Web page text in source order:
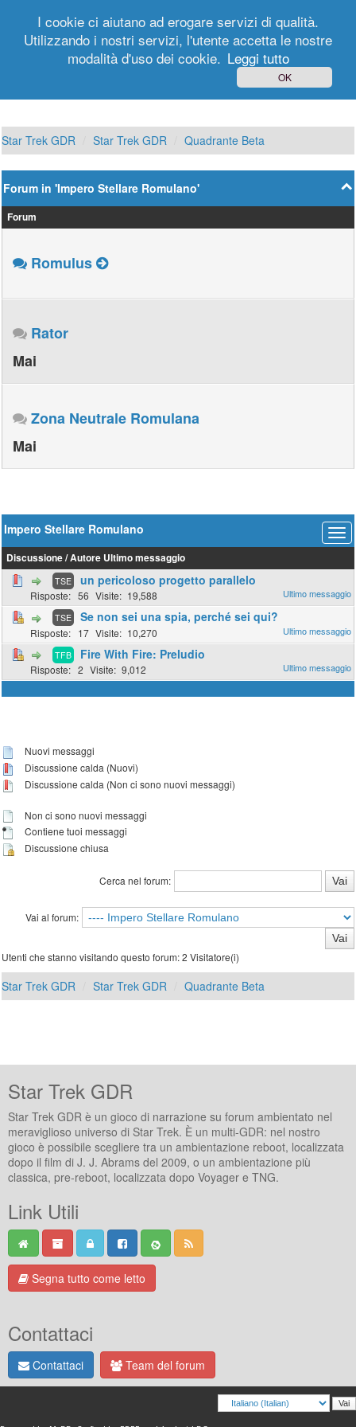
Registrati
Star Trek GDR Star Trek GDR Quadrante Beta
Forum in 'Impero Stellare Romulano'
Forum
Romulus
Rator
Mai
Zona Neutrale Romulana
Mai
Impero Stellare Romulano
Discussione/Autore Ultimo messaggio
TSE un pericoloso progetto parallelo
56 19,588
TSE Se non sei una spia, perché sei qui?
17 10,270
TFB Fire With Fire: Preludio
2 9,012
Nuovi messaggi
Discussione calda (Nuovi)
Discussione calda (Non ci sono nuovi messaggi)
Non ci sono nuovi messaggi
Contiene tuoi messaggi
Discussione chiusa
Cerca nel forum:
Vai al forum:
Utenti che stanno visitando questo forum: 2 Visitatore(i)
Star Trek GDR Star Trek GDR Quadrante Beta
Star Trek GDR
Star Trek GDR è un gioco di narrazione su forum ambientato nel
meraviglioso universo di Star Trek. È un multi-GDR: nel nostro
gioco è possibile scegliere tra un ambientazione reboot, localizzata
dopo il film di J. J. Abrams del 2009, o un ambientazione più
classica, pre-reboot, localizzata dopo Voyager e TNG.
Link Utili
Segna tutto come letto
Contattaci
Contattaci Team del forum
I cookie ci aiutano ad erogare servizi di qualità.
Utilizzando i nostri servizi, l'utente accetta le nostre
modalità d'uso dei cookie. Leggi tutto
OK